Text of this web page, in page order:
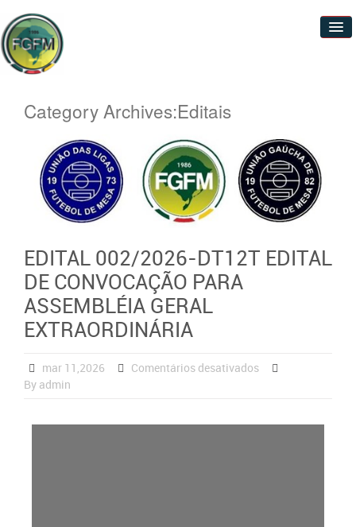
Filiados
Galeria de Campeões
Legislação
Editais
FGFM ON LINE
Category Archives:Editais
EDITAL 002/2026-DT12T EDITAL
DE CONVOCAÇÃO PARA
ASSEMBLÉIA GERAL
EXTRAORDINÁRIA
mar 11,2026
Comentários desativados
By admin